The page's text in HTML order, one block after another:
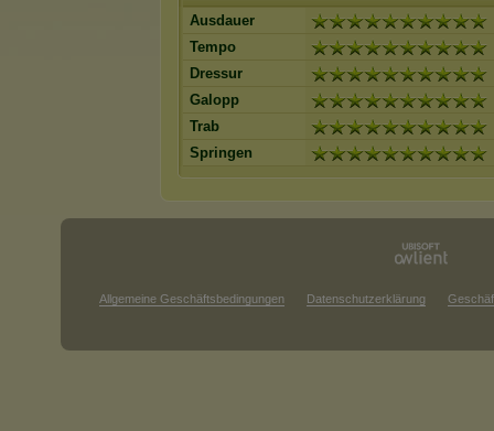
Ausdauer
Tempo
Dressur
Galopp
Trab
Springen
Allgemeine Geschäftsbedingungen Datenschutzerklärung